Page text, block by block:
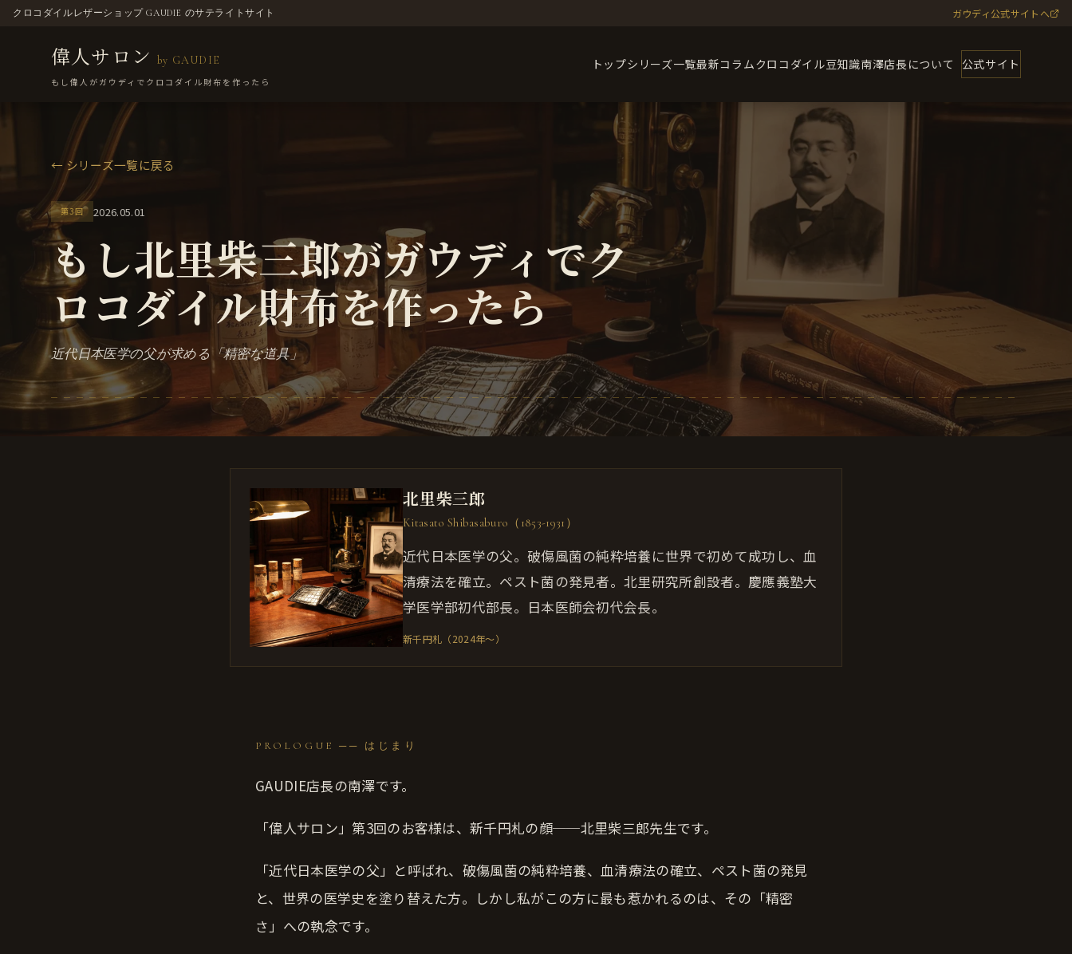
クロコダイルレザーショップ GAUDIE のサテライトサイト ガウディ公式サイトへ
偉人サロンby GAUDIE
もし偉人がガウディでクロコダイル財布を作ったら
トップシリーズ一覧最新コラムクロコダイル豆知識南澤店長について 公式サイト
← シリーズ一覧に戻る
第3回 2026.05.01
もし北里柴三郎がガウディでク
ロコダイル財布を作ったら
近代日本医学の父が求める「精密な道具」
北里柴三郎
Kitasato Shibasaburo（1853-1931）
近代日本医学の父。破傷風菌の純粋培養に世界で初めて成功し、血
清療法を確立。ペスト菌の発見者。北里研究所創設者。慶應義塾大
学医学部初代部長。日本医師会初代会長。
新千円札（2024年〜）
PROLOGUE ── はじまり
GAUDIE店長の南澤です。
「偉人サロン」第3回のお客様は、新千円札の顔──北里柴三郎先生です。
「近代日本医学の父」と呼ばれ、破傷風菌の純粋培養、血清療法の確立、ペスト菌の発見
と、世界の医学史を塗り替えた方。しかし私がこの方に最も惹かれるのは、その「精密
さ」への執念です。